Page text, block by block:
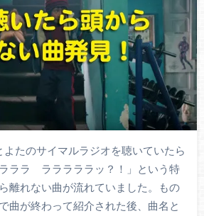
たのサイマルラジオを聴いていたら
ララ ラララララッ？！」という特
離れない曲が流れていました。もの
曲が終わって紹介された後、曲名と